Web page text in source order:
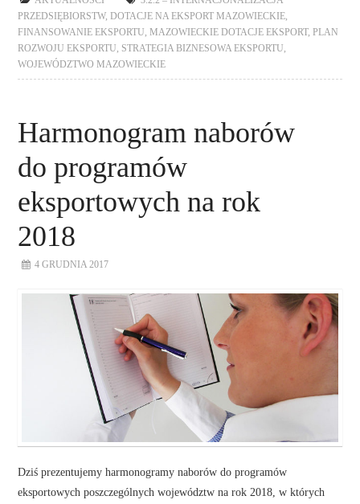
PRZEDSIĘBIORSTW, DOTACJE NA EKSPORT MAZOWIECKIE
FINANSOWANIE EKSPORTU
MAZOWIECKIE DOTACJE EKSPORT, PLAN
ROZWOJU EKSPORTU
STRATEGIA BIZNESOWA EKSPORTU
WOJEWÓDZTWO MAZOWIECKIE
Harmonogram naborów
do programów
eksportowych na rok
2018
4 GRUDNIA 2017
Dziś prezentujemy harmonogramy naborów do programów
eksportowych poszczególnych województw na rok 2018, w których